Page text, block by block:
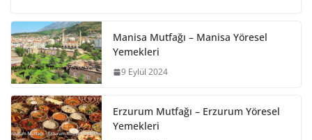
Manisa Mutfağı – Manisa Yöresel
Yemekleri
9 Eylül 2024
Erzurum Mutfağı – Erzurum Yöresel
Yemekleri